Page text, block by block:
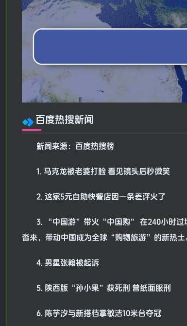
百度热搜新闻
新闻来源：百度热搜榜
1. 马克龙被老婆打脸 看见镜头后秒微笑
2. 这家5元自助快餐店因一条差评火了
3. “中国游”带火“中国购” 在240小时过
沓来，带动中国成为全球“购物旅游”的新热土
4. 男星张翰被起诉
5. 陕西版“孙小果”获死刑 曾纸面服刑
6. 陈芋汐与新搭档掌敏洁10米台夺冠